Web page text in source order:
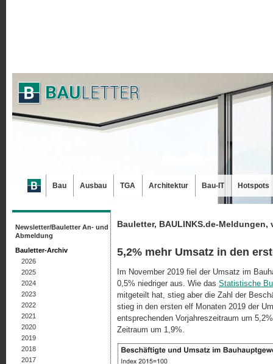
Bauletter, BAULINKS.de-Meldungen,
5,2% mehr Umsatz in den
Im November 2019 fiel der Umsatz im
0,5% niedriger aus. Wie das Statistische
mitgeteilt hat, stieg aber die Zahl der
stieg in den ersten elf Monaten 2019 der
entsprechenden Vorjahreszeitraum um
Zeitraum um 1,9%.
Newsletter/Bauletter An- und
Abmeldung
Bauletter-Archiv
2026
2025
2024
2023
2022
2021
2020
2019
2018
2017
Bau Ausbau TGA Architektur Bau-IT Hotspots